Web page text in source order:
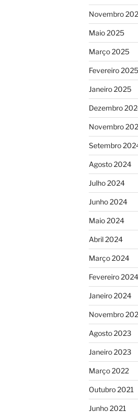
Novembro
Maio 2025
Março 2025
Fevereiro 2025
Janeiro 2025
Dezembro
Novembro
Setembro
Agosto 2024
Julho 2024
Junho 2024
Maio 2024
Abril 2024
Março 2024
Fevereiro 2024
Janeiro 2024
Novembro
Agosto 2023
Janeiro 2023
Março 2022
Outubro 2021
Junho 2021